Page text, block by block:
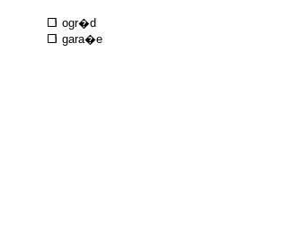
ogr�d
gara�e